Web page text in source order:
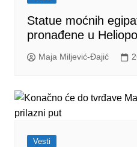
Statue moćnih
pronađene u
Maja Miljević-Đajić
Vesti